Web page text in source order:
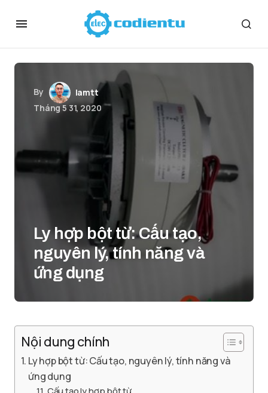
By
lamtt
Tháng 5 31, 2020
Ly hợp bột từ: Cấu tạo,
nguyên lý, tính năng và
ứng dụng
Nội dung chính
Ly hợp bột từ: Cấu tạo, nguyên lý, tính năng và
ứng dụng
Cấu tạo ly hợp bột từ